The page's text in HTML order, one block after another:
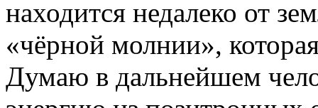
находится недалеко от
«чёрной молнии»,
Думаю в дальнейшем